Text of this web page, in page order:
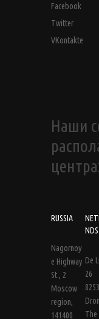
Facebook
Twitter
VKontakte
Наши
RUSSIA
Nagornoy
e Highway
St., 2
Moscow
region,
141400
NDS
De
26
The